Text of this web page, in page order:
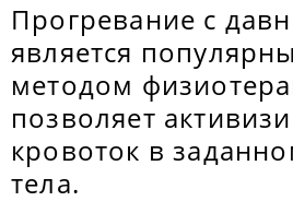
Прогревание с
является
методом
позволяет
кровоток в
тела.